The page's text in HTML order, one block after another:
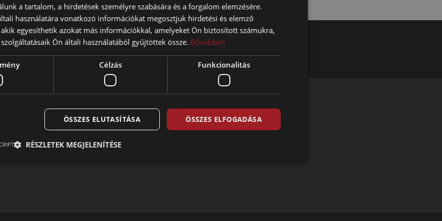
az üzemautomatizálási feladatokhoz. Egyedi kialakításuk lehetővé teszi a folyamatos, problémamentes működést.
a tartalom, a hirdetések személyre szabására és a forgalom elemzésére.
használatára vonatkozó információkat megosztjuk hirdetési és elemző
egyesíthetik azokat más információkkal, amelyeket Ön biztosított számukra,
Ön általi használatából gyűjtöttek össze. Bővebben
Célzás Funkcionalitás
ÖSSZES ELFOGADÁSA
ÖSSZES ELUTASÍTÁSA
RÉSZLETEK MEGJELENÍTÉSE